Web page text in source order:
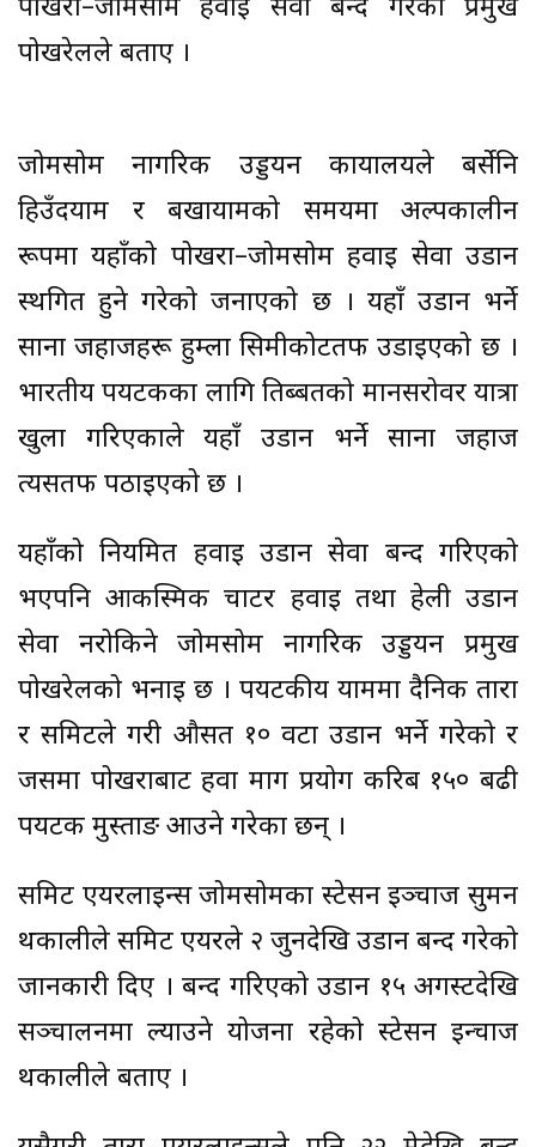
पोखरा–जोमसोम हवाई सेवा बन्द गरेका प्रमुख
पोखरेलले बताए ।
जोमसोम नागरिक उड्डयन कार्यालयले बर्सेनि
हिउँदयाम र बर्खायामको समयमा अल्पकालीन
रूपमा यहाँको पोखरा–जोमसोम हवाई सेवा उडान
स्थगित हुने गरेको जनाएको छ । यहाँ उडान भर्ने
साना जहाजहरू हुम्ला सिमीकोटतर्फ उडाइएको छ ।
भारतीय पर्यटकका लागि तिब्बतको मानसरोवर यात्रा
खुला गरिएकाले यहाँ उडान भर्ने साना जहाज
त्यसतर्फ पठाइएको छ ।
यहाँको नियमित हवाई उडान सेवा बन्द गरिएको
भएपनि आकस्मिक चार्टर हवाई तथा हेली उडान
सेवा नरोकिने जोमसोम नागरिक उड्डयन प्रमुख
पोखरेलको भनाइ छ । पर्यटकीय याममा दैनिक तारा
र समिटले गरी औसत १० वटा उडान भर्ने गरेको र
जसमा पोखराबाट हर्वा मार्ग प्रयोग करिब १५० बढी
पर्यटक मुस्ताङ आउने गरेका छन् ।
समिट एयरलाइन्स जोमसोमका स्टेसन इञ्चार्ज सुमन
थकालीले समिट एयरले २ जुनदेखि उडान बन्द गरेको
जानकारी दिए । बन्द गरिएको उडान १५ अगस्टदेखि
सञ्चालनमा ल्याउने योजना रहेको स्टेसन इन्चार्ज
थकालीले बताए ।